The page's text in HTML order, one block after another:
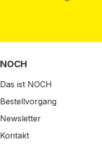
NOCH
Das ist NOCH
Bestellvorgang
Newsletter
Kontakt